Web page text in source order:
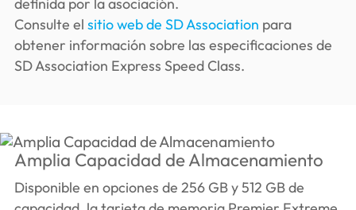
Consulte el sitio web de SD Association para
obtener información sobre las especificaciones de
SD Association Express Speed Class.
Amplia Capacidad de Almacenamiento
Disponible en opciones de 256 GB y 512 GB de